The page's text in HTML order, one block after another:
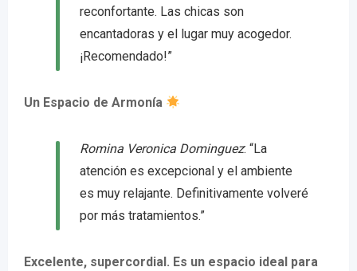
reconfortante. Las chicas son
encantadoras y el lugar muy acogedor.
¡Recomendado!”
Un Espacio de Armonía
Romina Veronica Dominguez: “La
atención es excepcional y el ambiente
es muy relajante. Definitivamente volveré
por más tratamientos.”
Excelente, supercordial. Es un espacio ideal para